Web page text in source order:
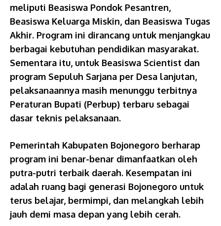
meliputi Beasiswa Pondok Pesantren,
Beasiswa Keluarga Miskin, dan Beasiswa Tugas
Akhir. Program ini dirancang untuk menjangkau
berbagai kebutuhan pendidikan masyarakat.
Sementara itu, untuk Beasiswa Scientist dan
program Sepuluh Sarjana per Desa lanjutan,
pelaksanaannya masih menunggu terbitnya
Peraturan Bupati (Perbup) terbaru sebagai
dasar teknis pelaksanaan.
Pemerintah Kabupaten Bojonegoro berharap
program ini benar-benar dimanfaatkan oleh
putra-putri terbaik daerah. Kesempatan ini
adalah ruang bagi generasi Bojonegoro untuk
terus belajar, bermimpi, dan melangkah lebih
jauh demi masa depan yang lebih cerah.